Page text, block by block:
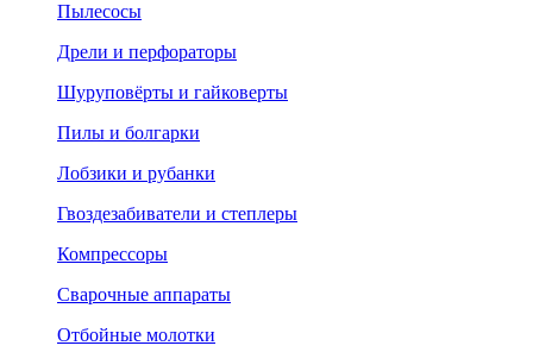
Пылесосы
Дрели и перфораторы
Шуруповёрты и гайковерты
Пилы и болгарки
Лобзики и рубанки
Гвоздезабиватели и степлеры
Компрессоры
Сварочные аппараты
Отбойные молотки